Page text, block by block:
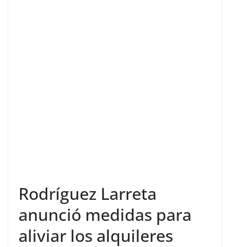
Rodríguez Larreta
anunció medidas para
aliviar los alquileres